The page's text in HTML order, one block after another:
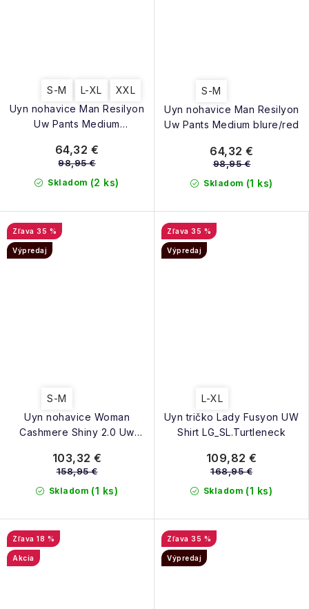
Uyn nohavice Man Resilyon
Uw Pants Medium
S-M L-XL XXL
Skladom (2 ks)
64,32 €
98,95 €
Uyn nohavice Man Resilyon
Uw Pants Medium blure/red
S-M
Skladom (1 ks)
64,32 €
98,95 €
Uyn nohavice Woman
Cashmere Shiny 2.0 Uw
35 %
Výpredaj
S-M
Skladom (1 ks)
103,32 €
158,95 €
Uyn tričko Lady Fusyon UW
Shirt LG_SL.Turtleneck
35 %
Výpredaj
L-XL
Skladom (1 ks)
109,82 €
168,95 €
18 %
Akcia
35 %
Výpredaj